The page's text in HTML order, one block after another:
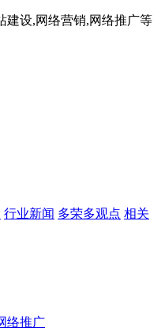
建设,网络营销,网络推广等
行业新闻 多荣多观点 相关
络推广